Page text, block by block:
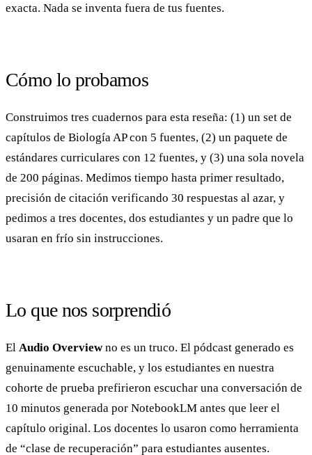
exacta. Nada se inventa fuera de tus fuentes.
Cómo lo probamos
Construimos tres cuadernos para esta reseña: (1) un set de
capítulos de Biología AP con 5 fuentes, (2) un paquete de
estándares curriculares con 12 fuentes, y (3) una sola novela
de 200 páginas. Medimos tiempo hasta primer resultado,
precisión de citación verificando 30 respuestas al azar, y
pedimos a tres docentes, dos estudiantes y un padre que lo
usaran en frío sin instrucciones.
Lo que nos sorprendió
El Audio Overviewno es un truco. El pódcast generado es
genuinamente escuchable, y los estudiantes en nuestra
cohorte de prueba prefirieron escuchar una conversación de
10 minutos generada por NotebookLM antes que leer el
capítulo original. Los docentes lo usaron como herramienta
de “clase de recuperación” para estudiantes ausentes.